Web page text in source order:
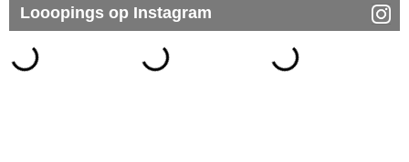
Looopings op Instagram